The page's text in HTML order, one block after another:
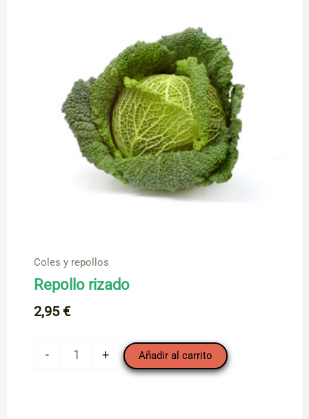
Coles y repollos
Repollo rizado
2,95 €
-
Repollo
+ Añadir al carrito